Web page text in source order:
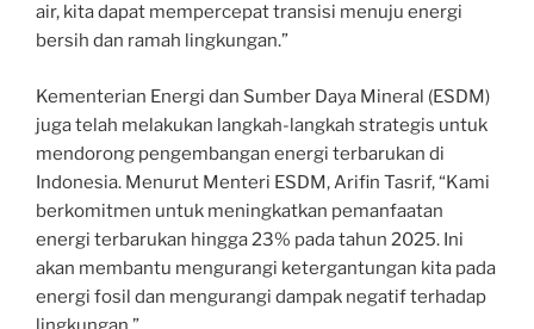
air, kita dapat mempercepat transisi menuju energi
bersih dan ramah lingkungan.”
Kementerian Energi dan Sumber Daya Mineral (ESDM)
juga telah melakukan langkah-langkah strategis untuk
mendorong pengembangan energi terbarukan di
Indonesia. Menurut Menteri ESDM, Arifin Tasrif, “Kami
berkomitmen untuk meningkatkan pemanfaatan
energi terbarukan hingga 23% pada tahun 2025. Ini
akan membantu mengurangi ketergantungan kita pada
energi fosil dan mengurangi dampak negatif terhadap